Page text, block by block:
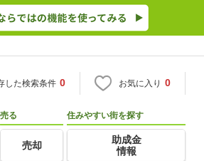
した検索条件 0 お気に入り 0
売る
売却
住みやすい街を探す
助成金
情報